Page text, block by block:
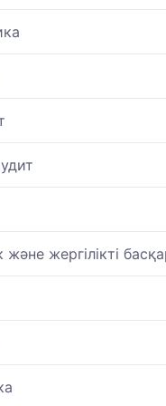
жергілікті